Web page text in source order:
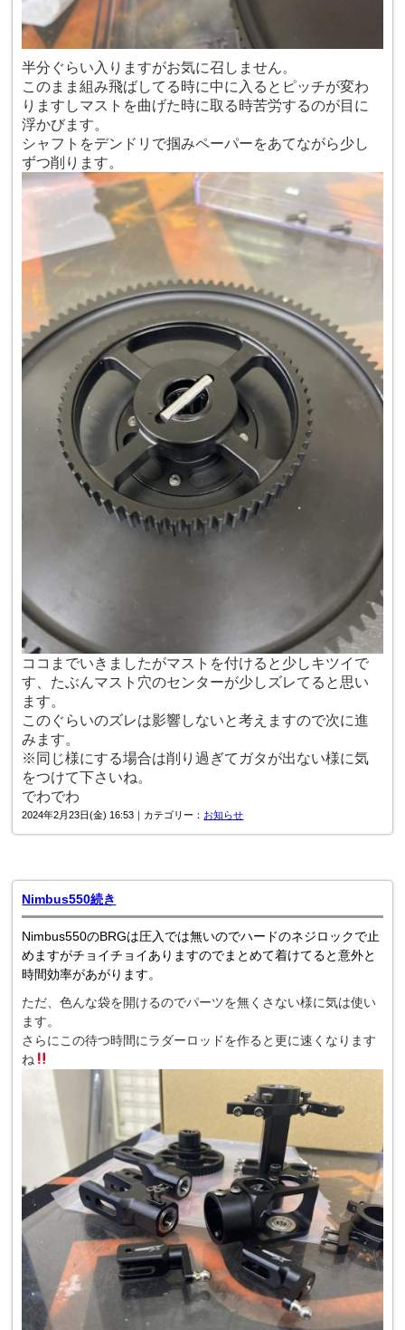
半分ぐらい入りますがお気に召しません。
このまま組み飛ばしてる時に中に入るとピッチが変わ
りますしマストを曲げた時に取る時苦労するのが目に
浮かびます。
シャフトをデンドリで掴みペーパーをあてながら少し
ずつ削ります。
ココまでいきましたがマストを付けると少しキツイで
す、たぶんマスト穴のセンターが少しズレてると思い
ます。
このぐらいのズレは影響しないと考えますので次に進
みます。
※同じ様にする場合は削り過ぎてガタが出ない様に気
をつけて下さいね。
でわでわ
2024年2月23日(金) 16:53｜カテゴリー： お知らせ
Nimbus550続き
Nimbus550のBRGは圧入では無いのでハードのネジロックで止
めますがチョイチョイありますのでまとめて着けてると意外と
時間効率があがります。
ただ、色んな袋を開けるのでパーツを無くさない様に気は使い
ます。
さらにこの待つ時間にラダーロッドを作ると更に速くなります
ね